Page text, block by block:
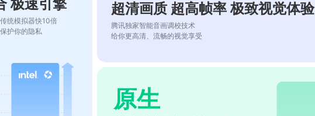
极速引擎
统模拟器快10倍
护你的隐私
超清画质 超高帧率 极致视觉体验
腾讯独家智能音画调校技术
给你更高清、流畅的视觉享受
原生